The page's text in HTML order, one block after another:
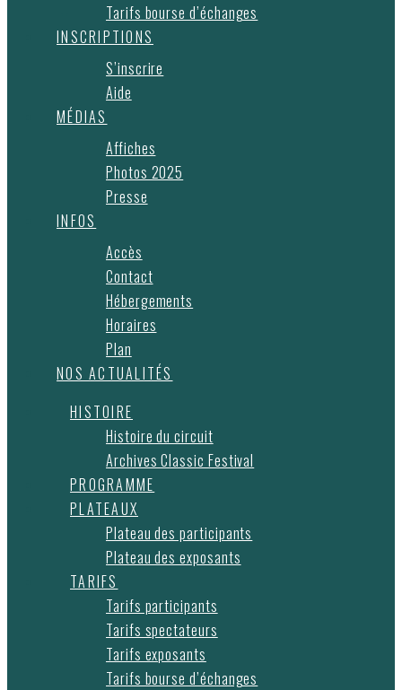
Tarifs bourse d’échanges
INSCRIPTIONS
S’inscrire
Aide
MÉDIAS
Affiches
Photos 2025
Presse
INFOS
Accès
Contact
Hébergements
Horaires
Plan
NOS ACTUALITÉS
HISTOIRE
Histoire du circuit
Archives Classic Festival
PROGRAMME
PLATEAUX
Plateau des participants
Plateau des exposants
TARIFS
Tarifs participants
Tarifs spectateurs
Tarifs exposants
Tarifs bourse d’échanges